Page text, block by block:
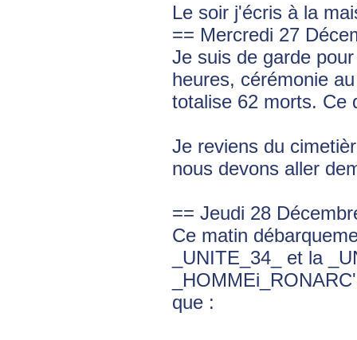
Le soir j'écris à la
== Mercredi 27
Je suis de garde
heures, cérémonie
totalise 62 morts. Ce
Je reviens du
nous devons aller
== Jeudi 28
Ce matin
_UNITE_34_ et la
que :